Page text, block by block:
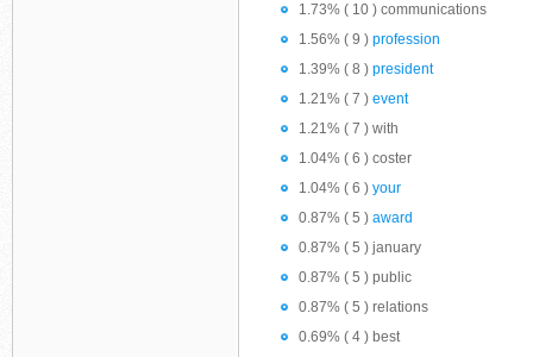
1.73% ( 10 ) communications
1.56% ( 9 ) profession
1.39% ( 8 ) president
1.21% ( 7 ) event
1.21% ( 7 ) with
1.04% ( 6 ) coster
1.04% ( 6 ) your
0.87% ( 5 ) award
0.87% ( 5 ) january
0.87% ( 5 ) public
0.87% ( 5 ) relations
0.69% ( 4 ) best